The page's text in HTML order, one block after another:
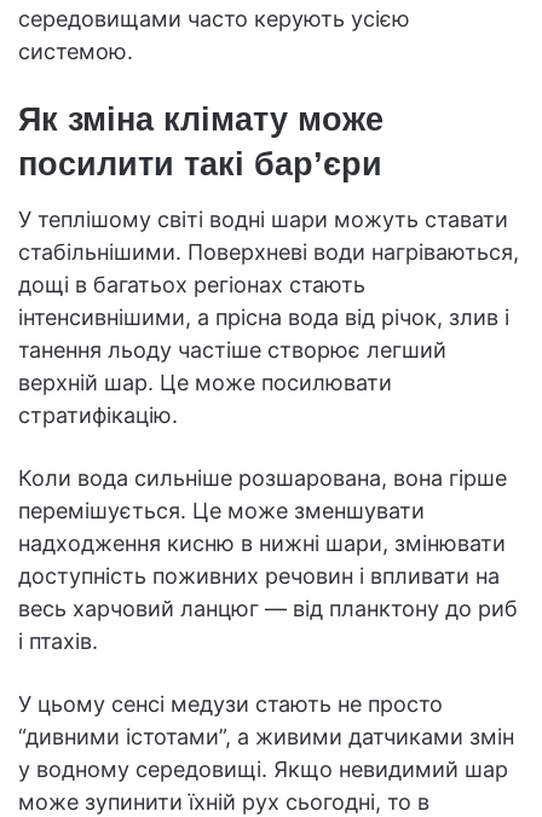
середовищами часто керують усією
системою.
Як зміна клімату може
посилити такі бар’єри
У теплішому світі водні шари можуть ставати
стабільнішими. Поверхневі води нагріваються,
дощі в багатьох регіонах стають
інтенсивнішими, а прісна вода від річок, злив і
танення льоду частіше створює легший
верхній шар. Це може посилювати
стратифікацію.
Коли вода сильніше розшарована, вона гірше
перемішується. Це може зменшувати
надходження кисню в нижні шари, змінювати
доступність поживних речовин і впливати на
весь харчовий ланцюг — від планктону до риб
і птахів.
У цьому сенсі медузи стають не просто
“дивними істотами”, а живими датчиками змін
у водному середовищі. Якщо невидимий шар
може зупинити їхній рух сьогодні, то в